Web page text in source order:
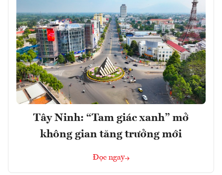
Tây Ninh: “Tam giác xanh” mở
không gian tăng trưởng mới
Đọc ngay